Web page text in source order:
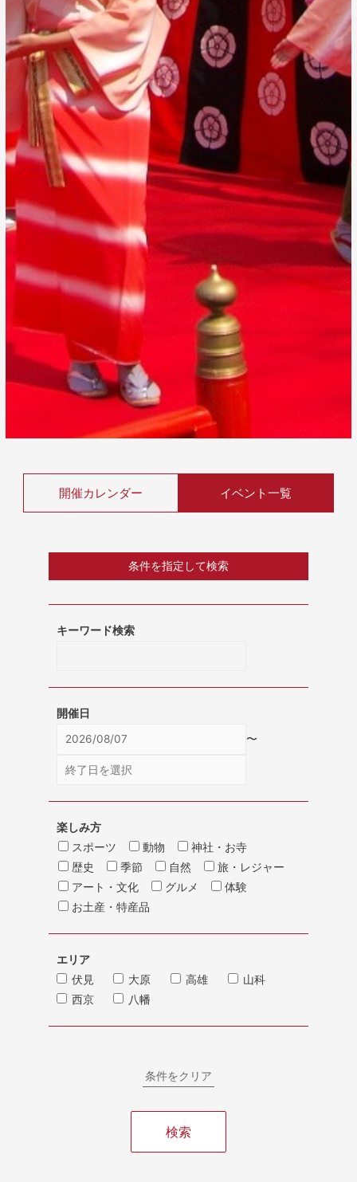
開催カレンダー イベント一覧
条件を指定して検索
キーワード検索
開催日
〜
楽しみ方
スポーツ
動物
神社・お寺
歴史
季節 自然
旅・レジャー
アート・文化
グルメ
体験
お土産・特産品
エリア
伏見
大原 高雄
山科
西京
八幡
条件をクリア